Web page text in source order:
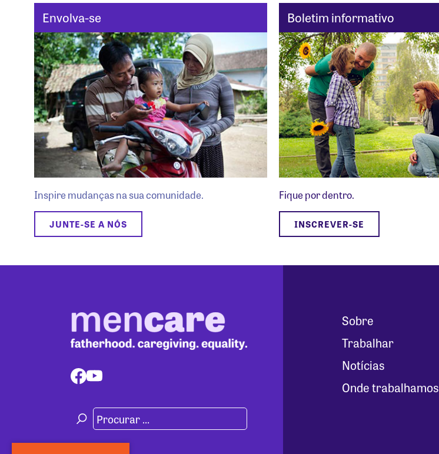
Envolva-se
Inspire mudanças na sua comunidade.
JUNTE-SE A NÓS
Boletim informativo
Fique por dentro.
INSCREVER-SE
Sobre
Trabalhar
Notícias
Onde trabalhamos